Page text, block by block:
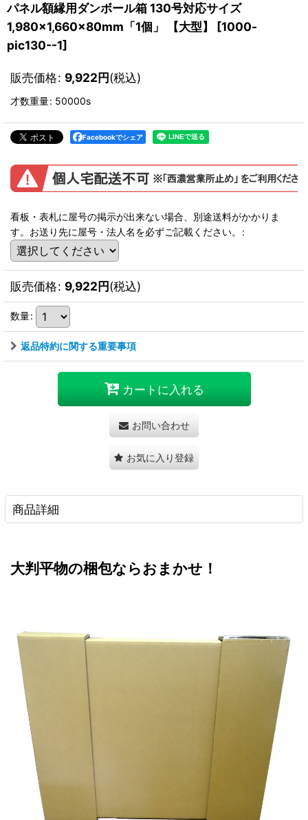
パネル額縁用ダンボール箱 130号対応サイズ
1,980×1,660×80mm「1個」
【大型】 [1000-
pic130--1]
販売価格: 9,922円(税込)
才数重量: 50000s
Facebookでシェア
看板・表札に屋号の掲示が出来ない場合、別途送料がかかりま
す。お送り先に屋号・法人名を必ずご記載ください。
:
販売価格: 9,922円(税込)
数量:
返品特約に関する重要事項
カートに入れる
お問い合わせ
お気に入り登録
商品詳細
大判平物の梱包ならおまかせ！